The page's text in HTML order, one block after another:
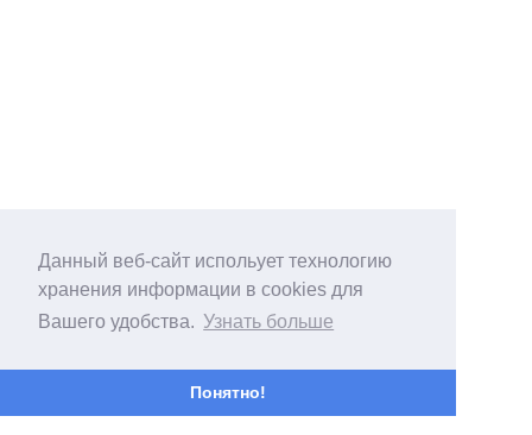
Данный веб-сайт испольует технологию
хранения информации в cookies для
Вашего удобства. Узнать больше
Понятно!